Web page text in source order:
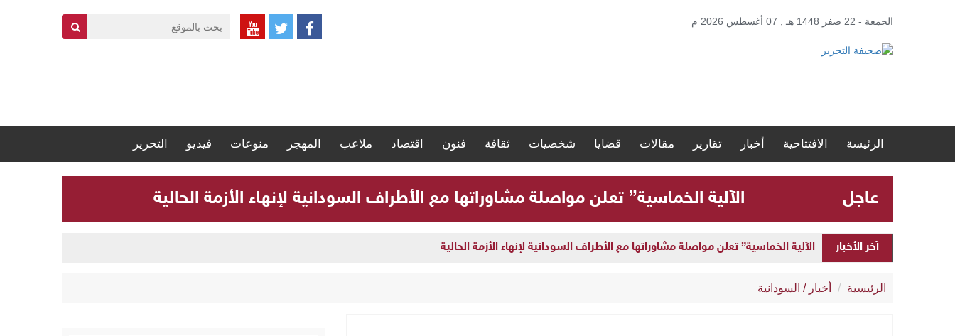
الجمعة - 22 صفر 1448 هـ , 07 أغسطس 2026 م
الرئيسة الافتتاحية أخبار تقارير مقالات قضايا شخصيات ثقافة فنون اقتصاد ملاعب المهجر منوعات فيديو التحرير
عاجل الآلية الخماسية” تعلن مواصلة مشاوراتها مع الأطراف السودانية لإنهاء الأزمة الحالية
آخر الأخبار الآلية الخماسية” تعلن مواصلة مشاوراتها مع الأطراف السودانية لإنهاء الأزمة الحالية
إطلاق “المنصة الحكومية الموحدة” لإدارة سجلات موظفي الدولة
الرئيسية أخبار / السودانية